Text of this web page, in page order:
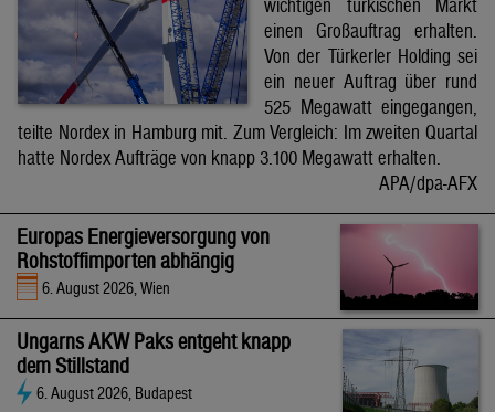
wichtigen türkischen Markt
einen Großauftrag erhalten.
Von der Türkerler Holding sei
ein neuer Auftrag über rund
525 Megawatt eingegangen,
teilte Nordex in Hamburg mit. Zum Vergleich: Im zweiten Quartal
hatte Nordex Aufträge von knapp 3.100 Megawatt erhalten.
APA/dpa-AFX
Europas Energieversorgung von
Rohstoffimporten abhängig
6. August 2026, Wien
Ungarns AKW Paks entgeht knapp
dem Stillstand
6. August 2026, Budapest